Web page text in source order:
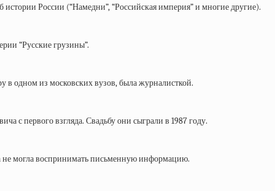
России (“Намедни”, “Российская империя” и многие другие).
“Русские грузины”.
в одном из московских вузов, была журналисткой.
с первого взгляда. Свадьбу они сыграли в 1987 году.
не могла воспринимать письменную информацию.